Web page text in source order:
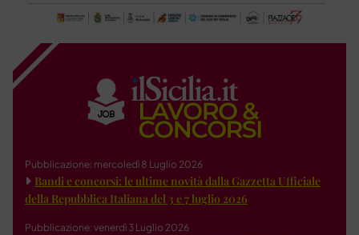
Pubblicazione: mercoledì 8 Luglio 2026
Bandi e concorsi: le ultime novità dalla Gazzetta Ufficiale
della Repubblica Italiana del 3 e 7 luglio 2026
Pubblicazione: venerdì 3 Luglio 2026